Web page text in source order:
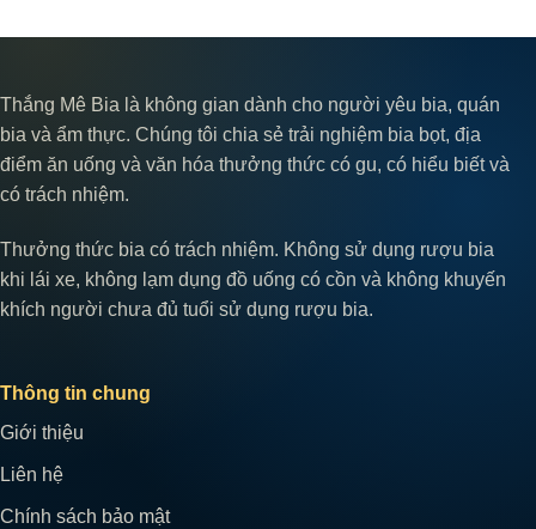
Thắng Mê Bia là không gian dành cho người yêu bia, quán
bia và ẩm thực. Chúng tôi chia sẻ trải nghiệm bia bọt, địa
điểm ăn uống và văn hóa thưởng thức có gu, có hiểu biết và
có trách nhiệm.
Thưởng thức bia có trách nhiệm. Không sử dụng rượu bia
khi lái xe, không lạm dụng đồ uống có cồn và không khuyến
khích người chưa đủ tuổi sử dụng rượu bia.
Thông tin chung
Giới thiệu
Liên hệ
Chính sách bảo mật